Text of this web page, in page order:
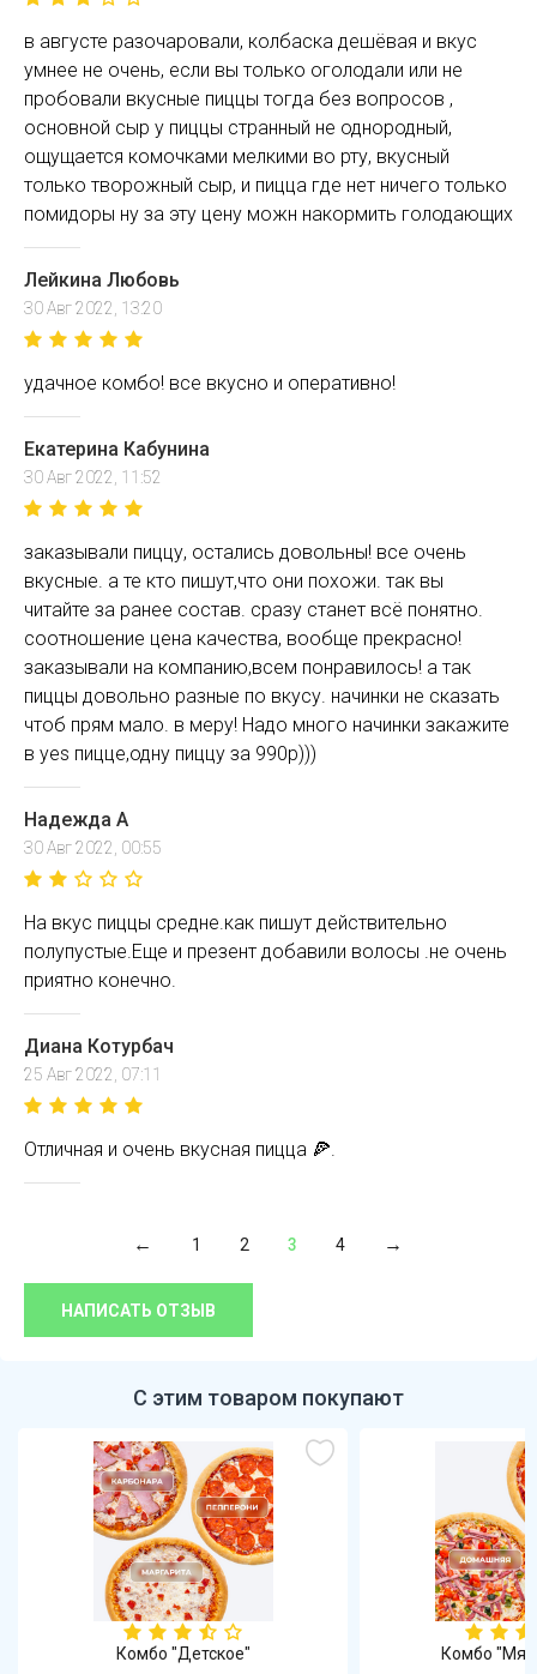
в августе разочаровали, колбаска дешёвая и вкус
умнее не очень, если вы только оголодали или не
пробовали вкусные пиццы тогда без вопросов ,
основной сыр у пиццы странный не однородный,
ощущается комочками мелкими во рту, вкусный
только творожный сыр, и пицца где нет ничего только
помидоры ну за эту цену можн накормить голодающих
Лейкина Любовь
30 Авг 2022, 13:20
удачное комбо! все вкусно и оперативно!
Екатерина Кабунина
30 Авг 2022, 11:52
заказывали пиццу, остались довольны! все очень
вкусные. а те кто пишут,что они похожи. так вы
читайте за ранее состав. сразу станет всё понятно.
соотношение цена качества, вообще прекрасно!
заказывали на компанию,всем понравилось! а так
пиццы довольно разные по вкусу. начинки не сказать
чтоб прям мало. в меру! Надо много начинки закажите
в yes пицце,одну пиццу за 990р)))
Надежда А
30 Авг 2022, 00:55
На вкус пиццы средне.как пишут действительно
полупустые.Еще и презент добавили волосы .не очень
приятно конечно.
Диана Котурбач
25 Авг 2022, 07:11
Отличная и очень вкусная пицца 🍕.
1 2 3 4
НАПИСАТЬ ОТЗЫВ
С этим товаром покупают
Комбо "Детское" Комбо